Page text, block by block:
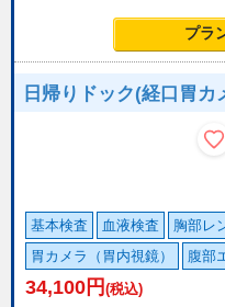
プラ
日帰りドック(経口胃
基本検査 血液検査 胸部レ
胃カメラ（胃内視鏡）
腹部
34,100 円 (税込)